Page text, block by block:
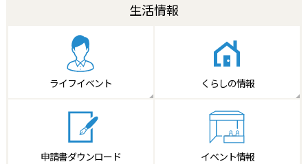
生活情報
ライフイベント くらしの情報
申請書ダウンロード イベント情報